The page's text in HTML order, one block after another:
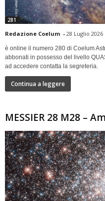
281
Redazione Coelum - 28 Luglio 2026
è online il numero 280 di Coelum
abbonati in possesso del livello
ad accedere contatta la segreteria.
Continua a leggere
MESSIER 28 M28 –